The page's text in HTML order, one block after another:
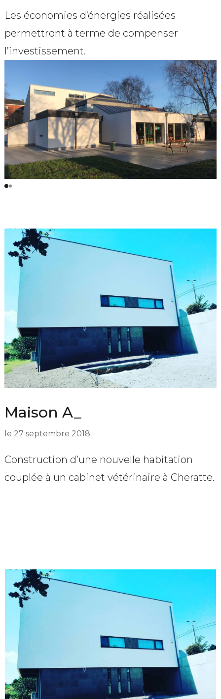
Les économies d’énergies réalisées
permettront à terme de compenser
l’investissement.
Maison A_
le 27 septembre 2018
Construction d’une nouvelle habitation
couplée à un cabinet vétérinaire à Cheratte.